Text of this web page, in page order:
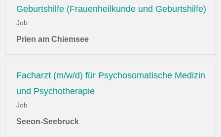
Geburtshilfe (Frauenheilkunde und Geburtshilfe)
Job
Prien am Chiemsee
Facharzt (m/w/d) für Psychosomatische Medizin
und Psychotherapie
Job
Seeon-Seebruck